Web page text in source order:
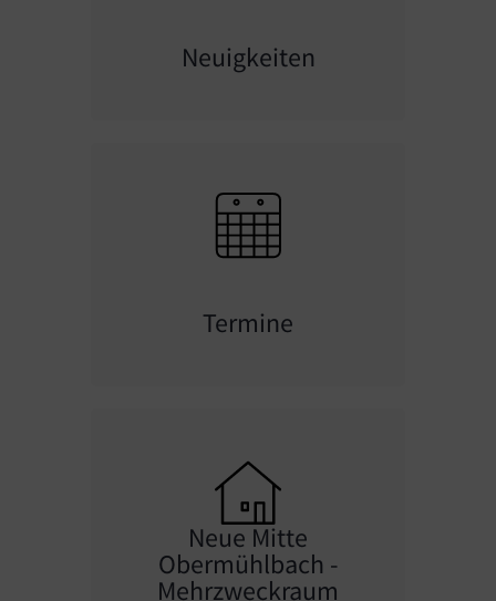
Neuigkeiten
Termine
Neue Mitte
Obermühlbach -
Mehrzweckraum